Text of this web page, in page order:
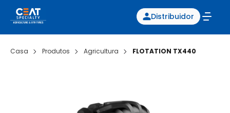
Distribuidor
Casa Produtos Agricultura FLOTATION TX440